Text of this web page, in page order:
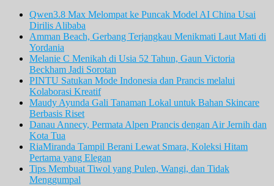
Qwen3.8 Max Melompat ke Puncak Model AI China Usai
Dirilis Alibaba
Amman Beach, Gerbang Terjangkau Menikmati Laut Mati di
Yordania
Melanie C Menikah di Usia 52 Tahun, Gaun Victoria
Beckham Jadi Sorotan
PINTU Satukan Mode Indonesia dan Prancis melalui
Kolaborasi Kreatif
Maudy Ayunda Gali Tanaman Lokal untuk Bahan Skincare
Berbasis Riset
Danau Annecy, Permata Alpen Prancis dengan Air Jernih dan
Kota Tua
RiaMiranda Tampil Berani Lewat Smara, Koleksi Hitam
Pertama yang Elegan
Tips Membuat Tiwol yang Pulen, Wangi, dan Tidak
Menggumpal